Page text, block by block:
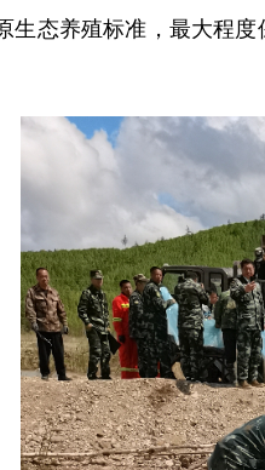
生态养殖标准，最大程